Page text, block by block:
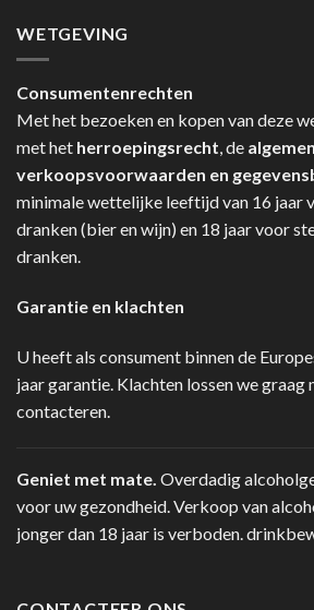
WETGEVING
Consumentenrechten
Met het bezoeken en kopen van deze
met het herroepingsrecht, de
verkoopsvoorwaarden en
minimale wettelijke leeftijd van 16 jaar
dranken (bier en wijn) en 18 jaar voor
dranken.
Garantie en klachten
U heeft als consument binnen de
jaar garantie. Klachten lossen we graag
contacteren.
Geniet met mate. Overdadig
voor uw gezondheid. Verkoop van
jonger dan 18 jaar is verboden.